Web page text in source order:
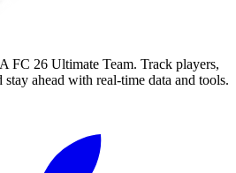
FC 26 Ultimate Team. Track players,
ahead with real-time data and tools.